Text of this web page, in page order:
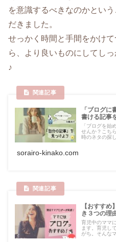
を意識するべきなのかとい
だきました。
せっかく時間と手間をかけ
ら、より良いものにしてし
♪
「ブログ
書ける記事
「ブログを始
せんか？こち
時のネタの探
sorairo-kinako.com
【おすす
き３つの理
育児中のママ
ます。育児し
がち。そんな